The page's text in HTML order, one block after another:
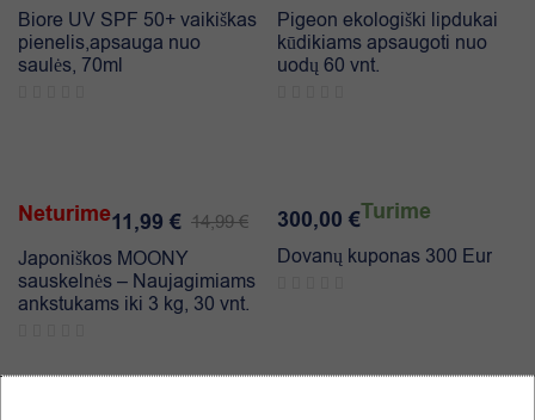
Biore UV SPF 50+ vaikiškas
pienelis,apsauga nuo
saulės, 70ml
Pigeon ekologiški lipdukai
kūdikiams apsaugoti nuo
uodų 60 vnt.
14,99€
11,99 €
Neturime
Japoniškos MOONY
sauskelnės – Naujagimiams
ankstukams iki 3 kg, 30 vnt.
300,00 €Turime
Dovanų kuponas 300 Eur